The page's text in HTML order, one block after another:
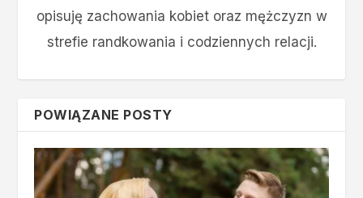
opisuję zachowania kobiet oraz mężczyzn w
strefie randkowania i codziennych relacji.
POWIĄZANE POSTY